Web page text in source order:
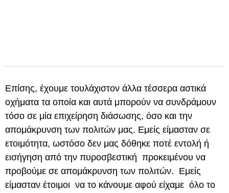
Επίσης, έχουμε τουλάχιστον άλλα τέσσερα αστικά
οχήματα τα οποία και αυτά μπορούν να συνδράμουν
τόσο σε μία επιχείρηση διάσωσης, όσο και την
απομάκρυνση των πολιτών μας. Εμείς είμασταν σε
ετοιμότητα, ωστόσο δεν μας δόθηκε ποτέ εντολή ή
εισήγηση από την πυροσβεστική προκειμένου να
προβούμε σε απομάκρυνση των πολιτών. Εμείς
είμασταν έτοιμοι να το κάνουμε αφού είχαμε όλο το